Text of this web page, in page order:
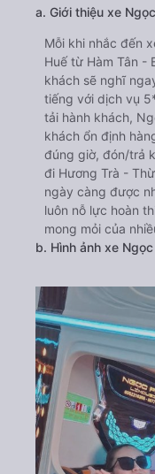
a. Giới thiệu xe
Mỗi khi nhắc đến
Huế từ Hàm Tân -
khách sẽ nghĩ
tiếng với dịch vụ
tải hành khách,
khách ổn định
đúng giờ, đón/trả
đi Hương Trà -
ngày càng được
luôn nỗ lực hoàn
mong mỏi của
b. Hình ảnh xe